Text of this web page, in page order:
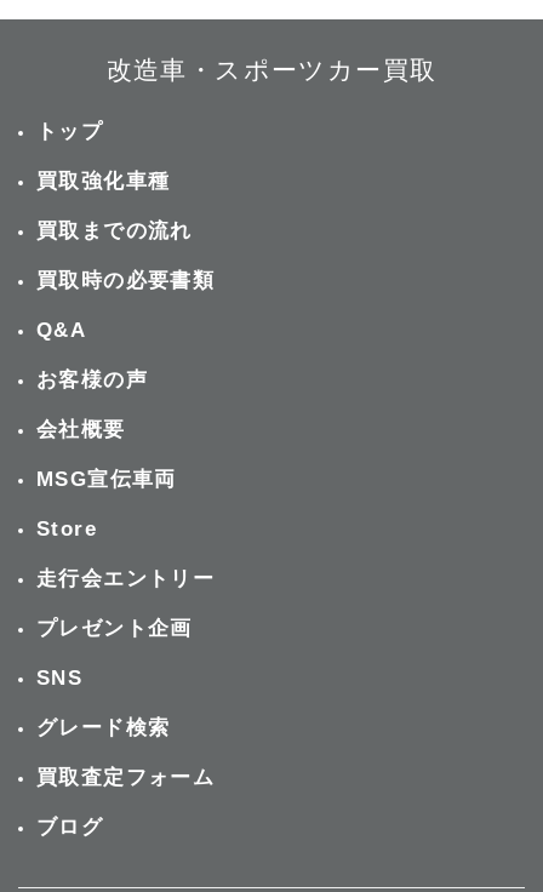
改造車・スポーツカー買取
トップ
買取強化車種
買取までの流れ
買取時の必要書類
Q&A
お客様の声
会社概要
MSG宣伝車両
Store
走行会エントリー
プレゼント企画
SNS
グレード検索
買取査定フォーム
ブログ